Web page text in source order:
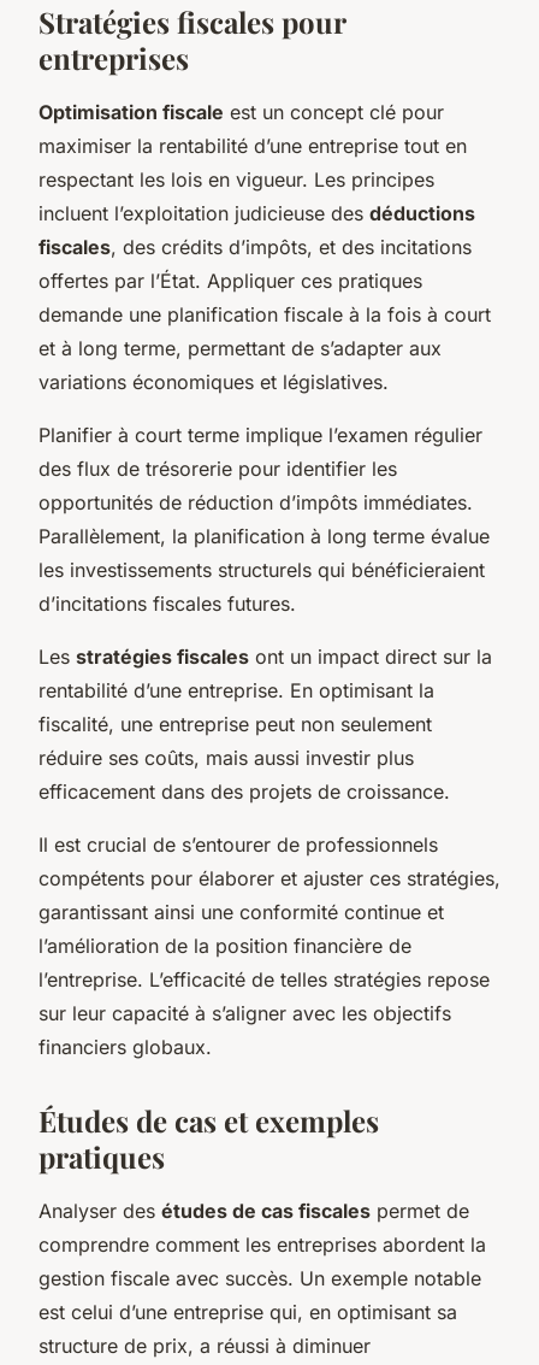
Stratégies fiscales pour
entreprises
Optimisation fiscale est un concept clé pour
maximiser la rentabilité d’une entreprise tout en
respectant les lois en vigueur. Les principes
incluent l’exploitation judicieuse des déductions
fiscales, des crédits d’impôts, et des incitations
offertes par l’État. Appliquer ces pratiques
demande une planification fiscale à la fois à court
et à long terme, permettant de s’adapter aux
variations économiques et législatives.
Planifier à court terme implique l’examen régulier
des flux de trésorerie pour identifier les
opportunités de réduction d’impôts immédiates.
Parallèlement, la planification à long terme évalue
les investissements structurels qui bénéficieraient
d’incitations fiscales futures.
Les stratégies fiscales ont un impact direct sur la
rentabilité d’une entreprise. En optimisant la
fiscalité, une entreprise peut non seulement
réduire ses coûts, mais aussi investir plus
efficacement dans des projets de croissance.
Il est crucial de s’entourer de professionnels
compétents pour élaborer et ajuster ces stratégies,
garantissant ainsi une conformité continue et
l’amélioration de la position financière de
l’entreprise. L’efficacité de telles stratégies repose
sur leur capacité à s’aligner avec les objectifs
financiers globaux.
Études de cas et exemples
pratiques
Analyser des études de cas fiscales permet de
comprendre comment les entreprises abordent la
gestion fiscale avec succès. Un exemple notable
est celui d’une entreprise qui, en optimisant sa
structure de prix, a réussi à diminuer